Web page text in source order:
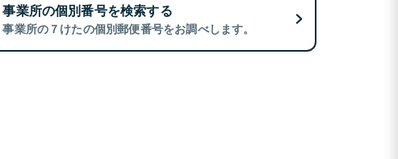
事業所の個別番号を検索する
事業所の７けたの個別郵便番号をお調べします。